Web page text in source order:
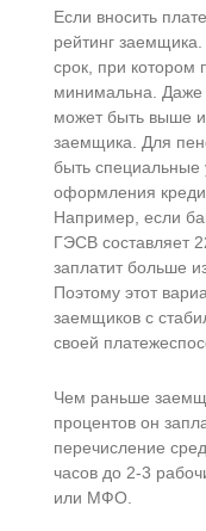
Если вносить
рейтинг
срок, при котором
минимальна. Даже
может быть выше
заемщика. Для
быть специальные
оформления
Например, если
ГЭСВ составляет
заплатит больше
Поэтому этот
заемщиков с
своей
Чем раньше
процентов он
перечисление
часов до 2-3
или МФО.